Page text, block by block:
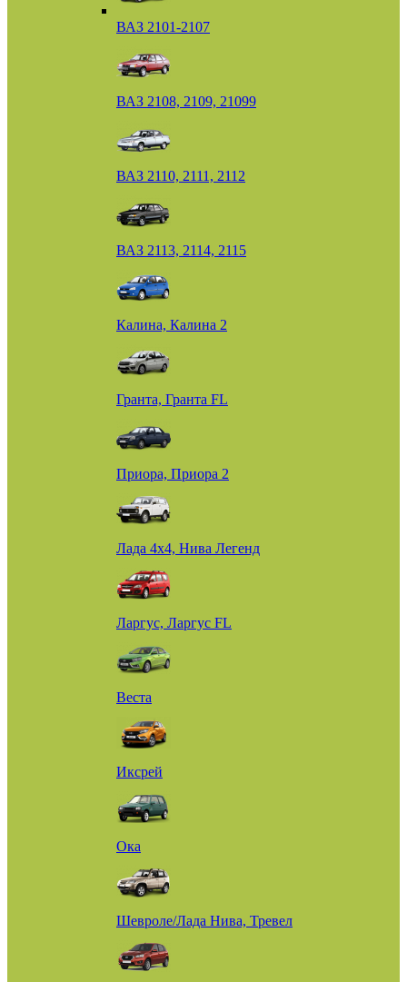
ВАЗ 2101-2107
ВАЗ 2108, 2109, 21099
ВАЗ 2110, 2111, 2112
ВАЗ 2113, 2114, 2115
Калина, Калина 2
Гранта, Гранта FL
Приора, Приора 2
Лада 4х4, Нива Легенд
Ларгус, Ларгус FL
Веста
Иксрей
Ока
Шевроле/Лада Нива, Тревел